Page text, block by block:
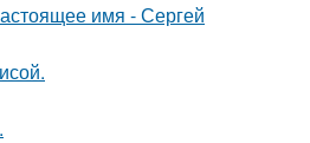
имя - Сергей